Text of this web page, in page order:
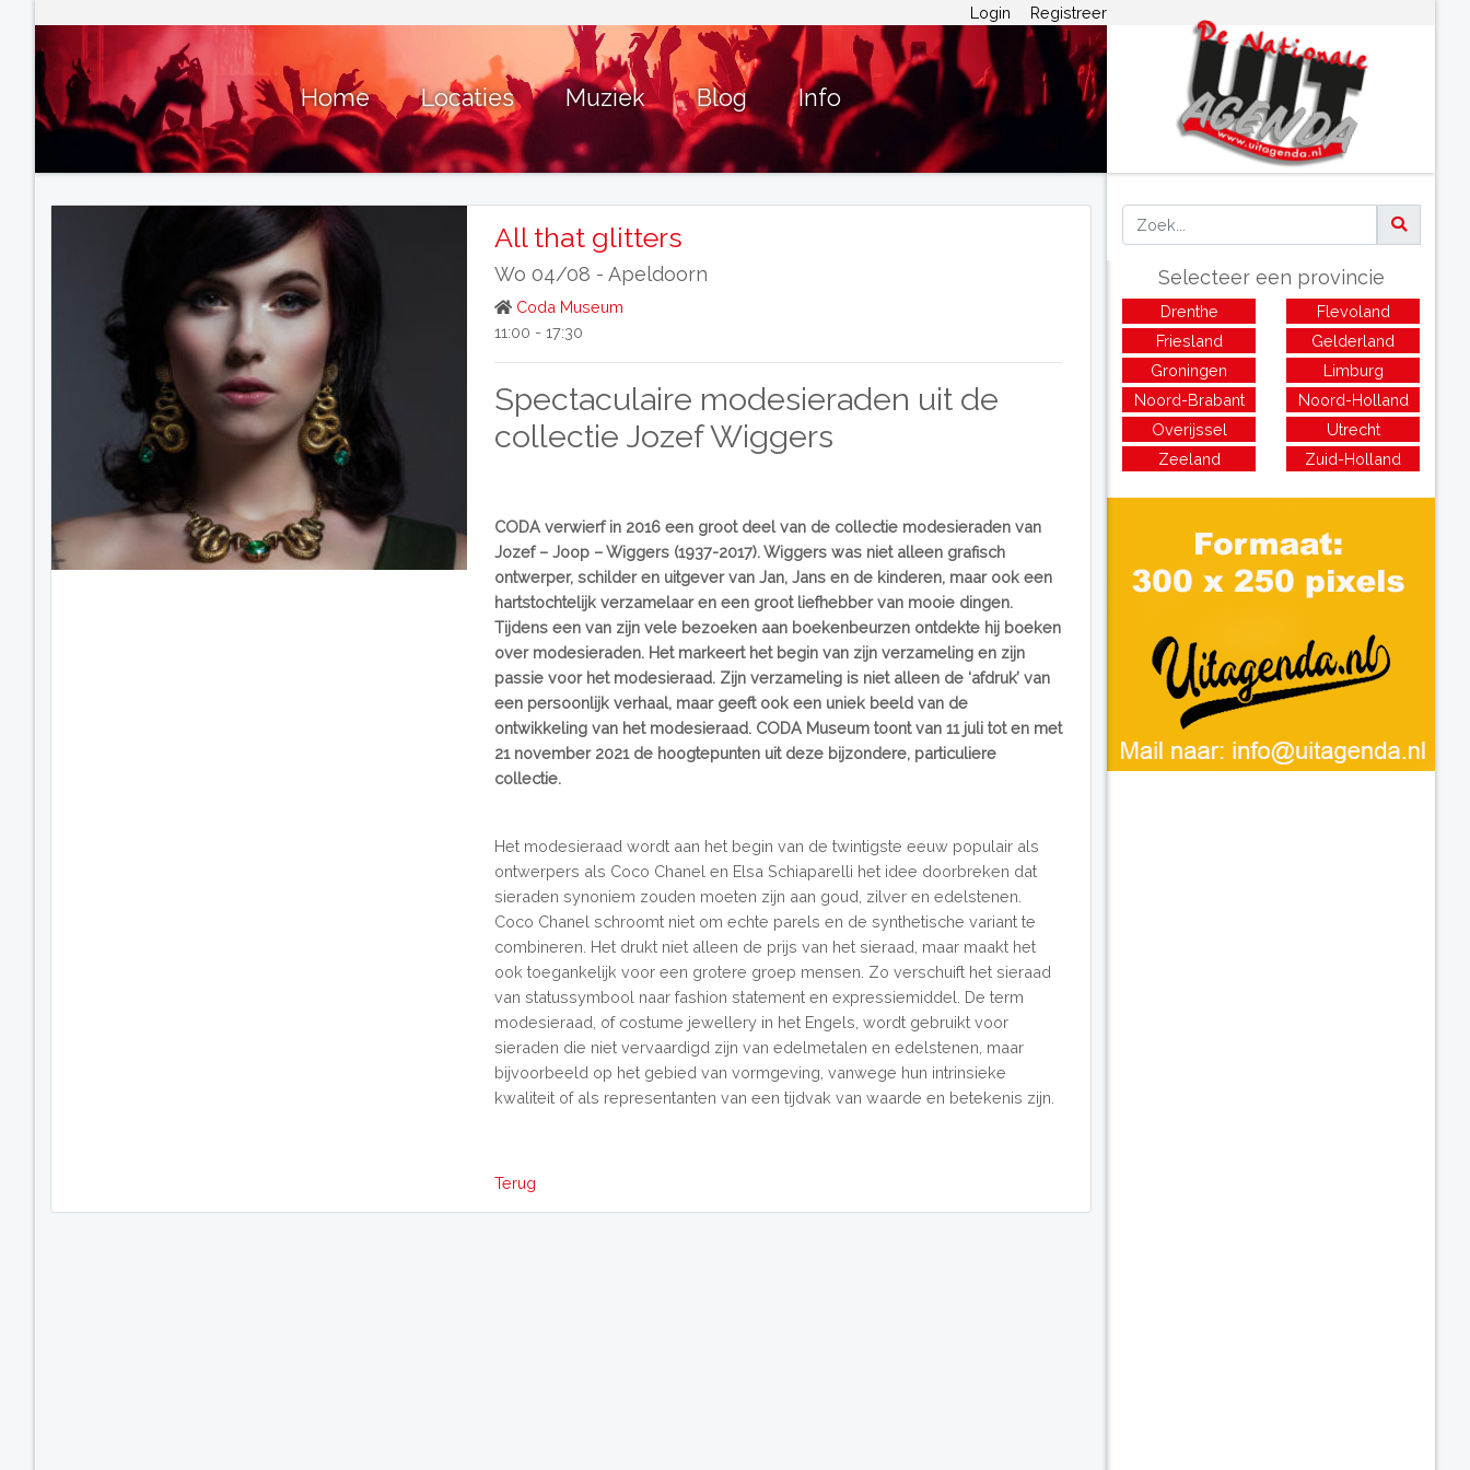
Login Registreer
Home Locaties Muziek Blog Info
All that glitters
Wo 04/08 -Apeldoorn
Coda Museum
11:00 - 17:30
Spectaculaire modesieraden uit de
collectie Jozef Wiggers
CODA verwierf in 2016 een groot deel van de collectie modesieraden van
Jozef – Joop – Wiggers (1937-2017). Wiggers was niet alleen grafisch
ontwerper, schilder en uitgever van Jan, Jans en de kinderen, maar ook een
hartstochtelijk verzamelaar en een groot liefhebber van mooie dingen.
Tijdens een van zijn vele bezoeken aan boekenbeurzen ontdekte hij boeken
over modesieraden. Het markeert het begin van zijn verzameling en zijn
passie voor het modesieraad. Zijn verzameling is niet alleen de ‘afdruk’ van
een persoonlijk verhaal, maar geeft ook een uniek beeld van de
ontwikkeling van het modesieraad. CODA Museum toont van 11 juli tot en met
21 november 2021 de hoogtepunten uit deze bijzondere, particuliere
collectie.
Het modesieraad wordt aan het begin van de twintigste eeuw populair als
ontwerpers als Coco Chanel en Elsa Schiaparelli het idee doorbreken dat
sieraden synoniem zouden moeten zijn aan goud, zilver en edelstenen.
Coco Chanel schroomt niet om echte parels en de synthetische variant te
combineren. Het drukt niet alleen de prijs van het sieraad, maar maakt het
ook toegankelijk voor een grotere groep mensen. Zo verschuift het sieraad
van statussymbool naar fashion statement en expressiemiddel. De term
modesieraad, of costume jewellery in het Engels, wordt gebruikt voor
sieraden die niet vervaardigd zijn van edelmetalen en edelstenen, maar
bijvoorbeeld op het gebied van vormgeving, vanwege hun intrinsieke
kwaliteit of als representanten van een tijdvak van waarde en betekenis zijn.
Terug
Selecteer een provincie
Drenthe
Flevoland
Friesland
Gelderland
Groningen
Limburg
Noord-Brabant
Noord-Holland
Overijssel
Utrecht
Zeeland
Zuid-Holland